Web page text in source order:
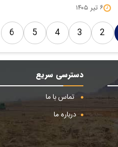
۶ تیر ۱۴۰۵
2
3
4
5
6
دسترسی سریع
تماس با ما
درباره ما